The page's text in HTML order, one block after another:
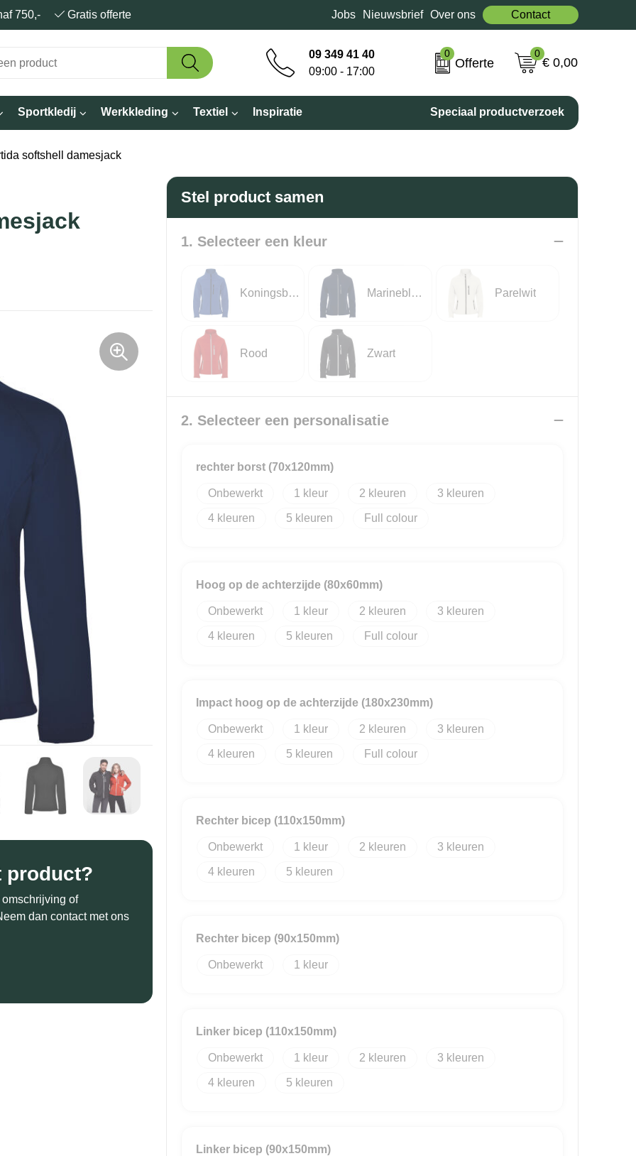
750,- Gratis offerte Jobs Nieuwsbrief Over ons Contact
09 349 41 40
09:00 - 17:00
0
Offerte
0
€ 0,00
Sportkledij Werkkleding Textiel Inspiratie Speciaal productverzoek
softshell damesjack
product?
of
dan contact met ons
Stel product samen
1. Selecteer een kleur
Koningsblauw Marineblauw Parelwit
Rood Zwart
2. Selecteer een personalisatie
rechter borst (70x120mm)
Onbewerkt 1 2 3
4 5 Full colour
Hoog op de achterzijde (80x60mm)
Onbewerkt 1 2 3
4 5 Full colour
Impact hoog op de achterzijde (180x230mm)
Onbewerkt 1 2 3
4 5 Full colour
Rechter bicep (110x150mm)
Onbewerkt 1 2 3
4 5
Rechter bicep (90x150mm)
Onbewerkt 1
Linker bicep (110x150mm)
Onbewerkt 1 2 3
4 5
Linker bicep (90x150mm)